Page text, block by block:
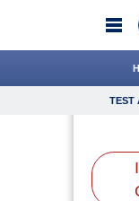
TEST
TEST